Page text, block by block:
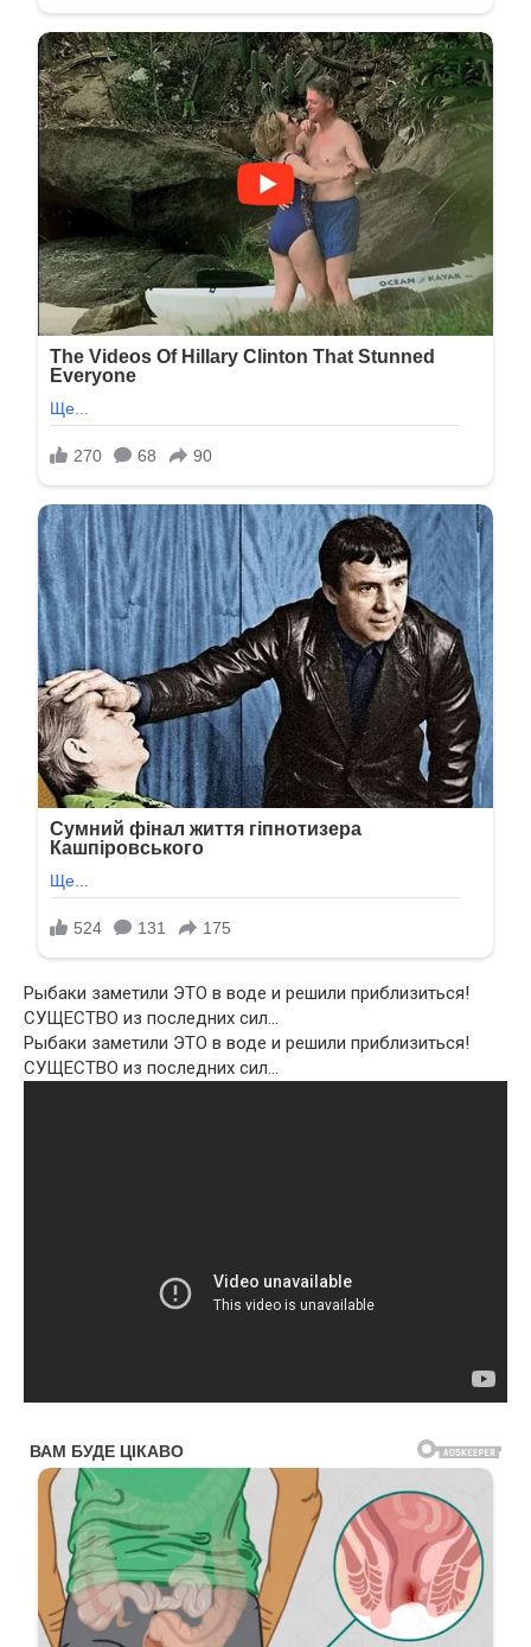
Рыбаки заметили ЭТО в воде и решили приблизиться!
СУЩЕСТВО из последних сил…
Рыбаки заметили ЭТО в воде и решили приблизиться!
СУЩЕСТВО из последних сил…